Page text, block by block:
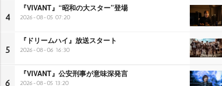
4
『VIVANT』“昭和の大スター”登場
2026-08-05 07:20
5
『ドリームハイ』放送スタート
2026-08-06 16:30
6
『VIVANT』公安刑事が意味深発言
2026-08-05 13:20